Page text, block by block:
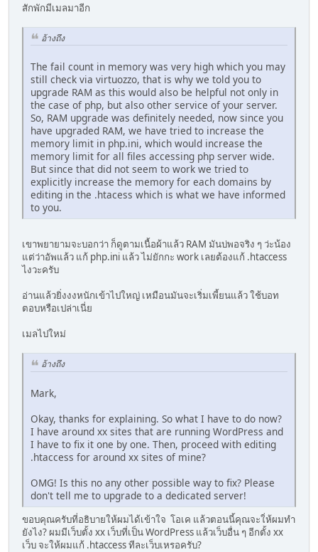
สักพักมีเมลมาอีก
อ้างถึง
The fail count in memory was very high which you may
still check via virtuozzo, that is why we told you to
upgrade RAM as this would also be helpful not only in
the case of php, but also other service of your server.
So, RAM upgrade was definitely needed, now since you
have upgraded RAM, we have tried to increase the
memory limit in php.ini, which would increase the
memory limit for all files accessing php server wide.
But since that did not seem to work we tried to
explicitly increase the memory for each domains by
editing in the .htacess which is what we have informed
to you.
เขาพยายามจะบอกว่า ก็ดูตามเนื้อผ้าแล้ว RAM มันบ่พอจริง ๆ ว่ะน้อง
แต่ว่าอัพแล้ว แก้ php.ini แล้ว ไม่ยักกะ work เลยต้องแก้ .htaccess
ไงวะครับ
อ่านแล้วยิ่งงงหนักเข้าไปใหญ่ เหมือนมันจะเริ่มเพี้ยนแล้ว ใช้บอท
ตอบหรือเปล่าเนี่ย
เมลไปใหม่
อ้างถึง
Mark,
Okay, thanks for explaining. So what I have to do now?
I have around xx sites that are running WordPress and
I have to fix it one by one. Then, proceed with editing
.htaccess for around xx sites of mine?
OMG! Is this no any other possible way to fix? Please
don't tell me to upgrade to a dedicated server!
ขอบคุณครับที่อธิบายให้ผมได้เข้าใจ โอเค แล้วตอนนี้คุณจะใ่ห้ผมทำ
ยังไง? ผมมีเว็บตั้ง xx เว็บที่เป็น WordPress แล้วเว็บอื่น ๆ อีกตั้ง xx
เว็บ จะให้ผมแก้ .htaccess ทีละเว็บเหรอครับ?